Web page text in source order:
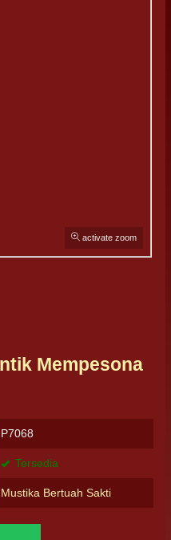
activate zoom
Mempesona
P7068
Tersedia
Mustika Bertuah Sakti